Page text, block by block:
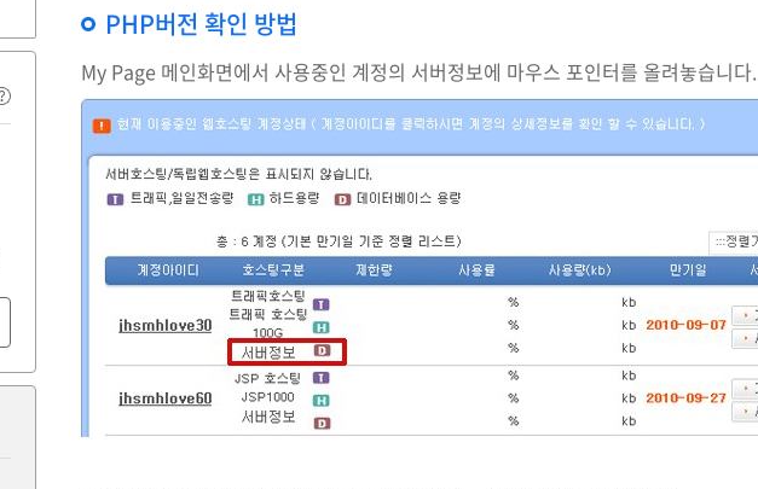
PHP버전 확인 방법
My Page 메인화면에서 사용중인 계정의 서버정보에 마우스 포인터를 올려놓습니다.